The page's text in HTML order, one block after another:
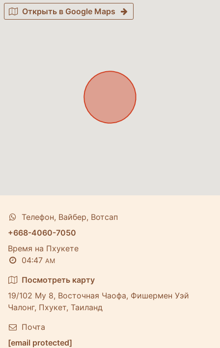
Открыть в Google Maps
Телефон, Вайбер, Вотсап
+668-4060-7050
Время на Пхукете
04:47 AM
Посмотреть карту
19/102 Му 8, Восточная Чаофа, Фишермен Уэй
Чалонг, Пхукет, Таиланд
Почта
[email protected]